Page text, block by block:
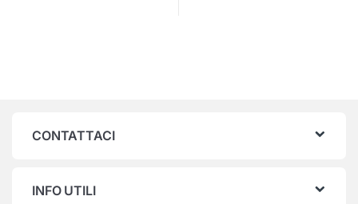
CONTATTACI
INFO UTILI